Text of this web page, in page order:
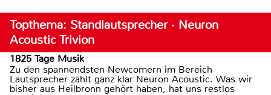
Topthema: Standlautsprecher · Neuron
Acoustic Trivion
1825 Tage Musik
Zu den spannendsten Newcomern im Bereich
Lautsprecher zählt ganz klar Neuron Acoustic. Was wir
bisher aus Heilbronn gehört haben, hat uns restlos